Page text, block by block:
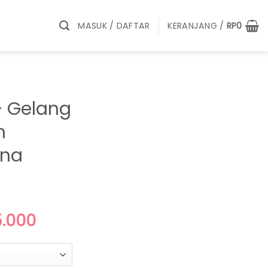
MASUK / DAFTAR KERANJANG / RP0
Harga
ini